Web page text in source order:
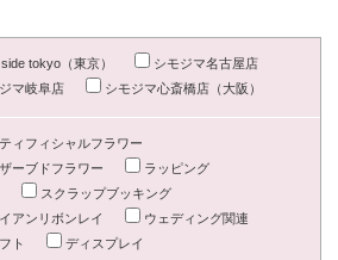
tokyo（東京）
シモジマ名古屋店
マ岐阜店
シモジマ心斎橋店（大阪）
ィフィシャルフラワー
ーブドフラワー
ラッピング
スクラップブッキング
アンリボンレイ
ウェディング関連
ト
ディスプレイ